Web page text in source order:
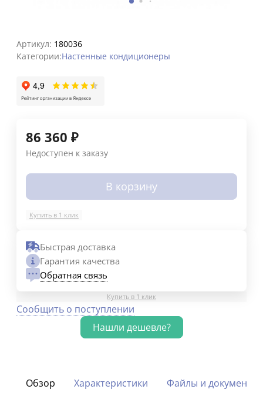
Артикул: 180036
Категории:Настенные кондиционеры
86 360 ₽
Недоступен к заказу
В корзину
Купить в 1 клик
Быстрая доставка
Гарантия качества
Обратная связь
Купить в 1 клик
Сообщить о поступлении
Обзор Характеристики Файлы и документы